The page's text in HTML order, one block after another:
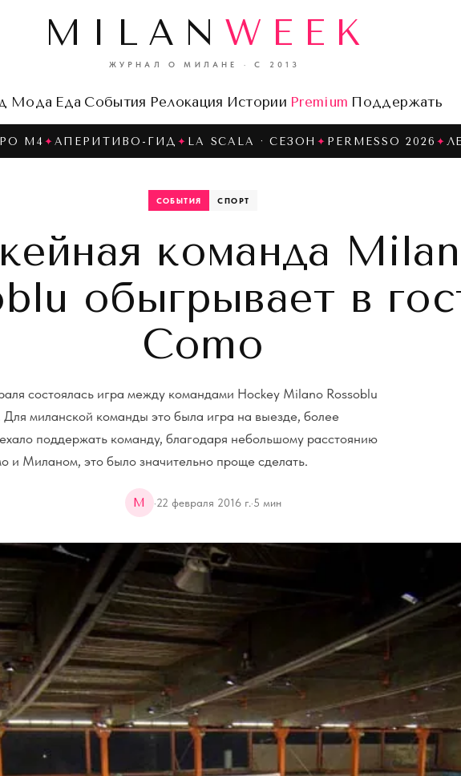
MILAN WEEK
ЖУРНАЛ О МИЛАНЕ · С 2013
Мода Еда События Релокация Истории Premium Поддержать
M4 ✦ АПЕРИТИВО-ГИД ✦ LA SCALA · СЕЗОН ✦ PERMESSO 2026 ✦
СОБЫТИЯ СПОРТ
команда
обыгрывает в
Como
состоялась игра между командами Hockey Milano Rossoblu
миланской команды это была игра на выезде, более
поддержать команду, благодаря небольшому расстоянию
и Миланом, это было значительно проще сделать.
M ·22 февраля 2016 г.·5 мин